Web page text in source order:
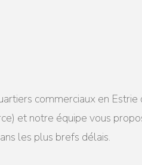
commerciaux en Estrie
et notre équipe vous
les plus brefs délais.